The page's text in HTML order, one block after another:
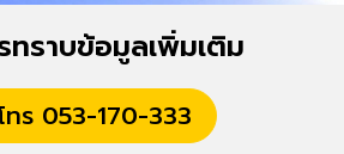
ราบข้อมูลเพิ่มเติม
ทร 053-170-333